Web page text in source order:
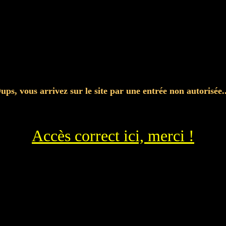
vous arrivez sur le site par une entrée non
Accès correct ici, merci !